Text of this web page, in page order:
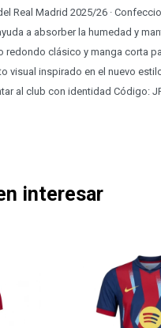
Real Madrid 2025/26 ·
a absorber la humedad y
redondo clásico y manga corta
visual inspirado en el nuevo
al club con identidad Código:
interesar